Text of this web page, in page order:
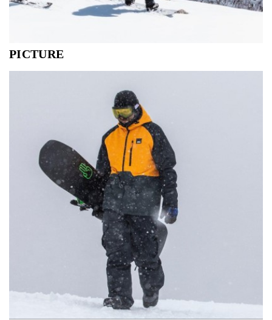
Unieke designs die opvallen door hun frisse kleuren en
gewaardeerd worden om hun goede kwaliteit. Productie
wordt gecontroleerd om ervoor te zo...
PICTURE